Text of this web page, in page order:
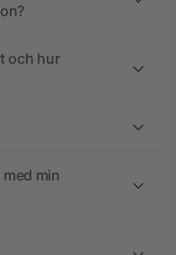
och hur
min